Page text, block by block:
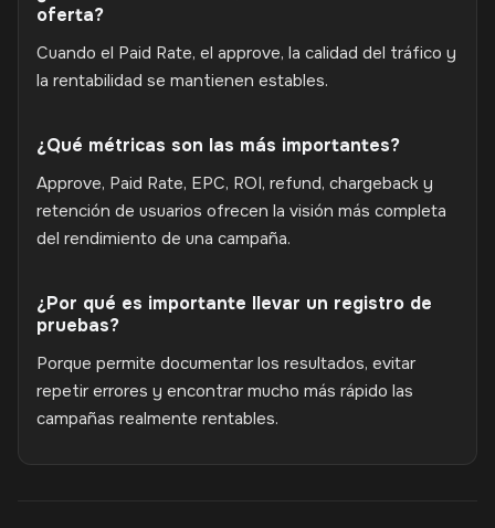
oferta?
Cuando el Paid Rate, el approve, la calidad del tráfico y
la rentabilidad se mantienen estables.
¿Qué métricas son las más importantes?
Approve, Paid Rate, EPC, ROI, refund, chargeback y
retención de usuarios ofrecen la visión más completa
del rendimiento de una campaña.
¿Por qué es importante llevar un registro de
pruebas?
Porque permite documentar los resultados, evitar
repetir errores y encontrar mucho más rápido las
campañas realmente rentables.